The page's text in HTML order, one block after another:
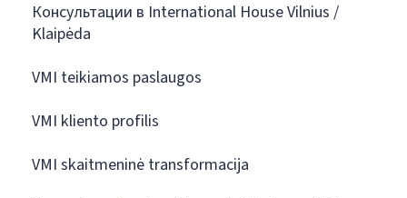
Консультации в International House Vilnius /
Klaipėda
VMI teikiamos paslaugos
VMI kliento profilis
VMI skaitmeninė transformacija